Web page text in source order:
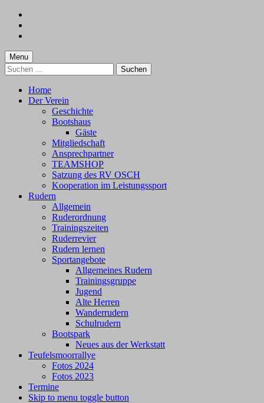
content
footer
Menu
Suchen
nach:
Home
Der Verein
Geschichte
Bootshaus
Gäste
Mitgliedschaft
Ansprechpartner
TEAMSHOP
Satzung des RV OSCH
Kooperation im Leistungssport
Rudern
Allgemein
Ruderordnung
Trainingszeiten
Ruderrevier
Rudern lernen
Sportangebote
Allgemeines Rudern
Trainingsgruppe
Jugend
Alte Herren
Wanderrudern
Schulrudern
Bootspark
Neues aus der Werkstatt
Teufelsmoorrallye
Fotos 2024
Fotos 2023
Termine
Skip to menu toggle button